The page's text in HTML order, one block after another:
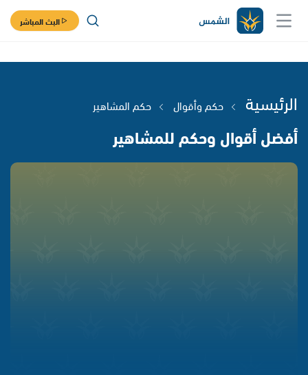
البث المباشر
الرئيسية حكم وأقوال حكم المشاهير
أفضل أقوال وحكم للمشاهير